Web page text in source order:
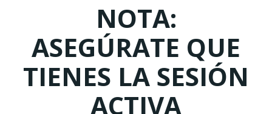
NOTA:
ASEGÚRATE QUE
TIENES LA SESIÓN
ACTIVA